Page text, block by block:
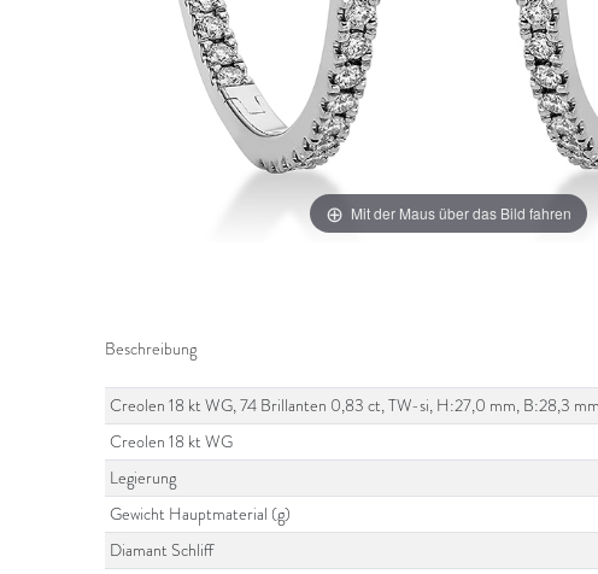
Mit der Maus über das Bild fahren
Beschreibung
Creolen 18 kt WG, 74 Brillanten 0,83 ct, TW-si, H:27,0 mm, B:28,3
Creolen 18 kt WG
Legierung
Gewicht Hauptmaterial (g)
Diamant Schliff